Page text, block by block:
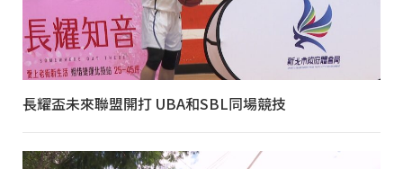
長耀盃未來聯盟開打 UBA和SBL同場競技